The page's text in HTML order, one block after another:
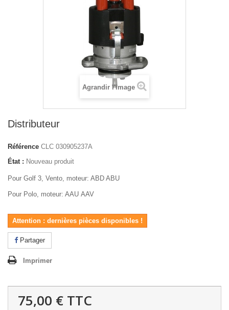
Agrandir l'image
Distributeur
Référence CLC 030905237A
État : Nouveau produit
Pour Golf 3, Vento, moteur: ABD ABU
Pour Polo, moteur: AAU AAV
Attention : dernières pièces disponibles !
Partager
Imprimer
75,00 € TTC